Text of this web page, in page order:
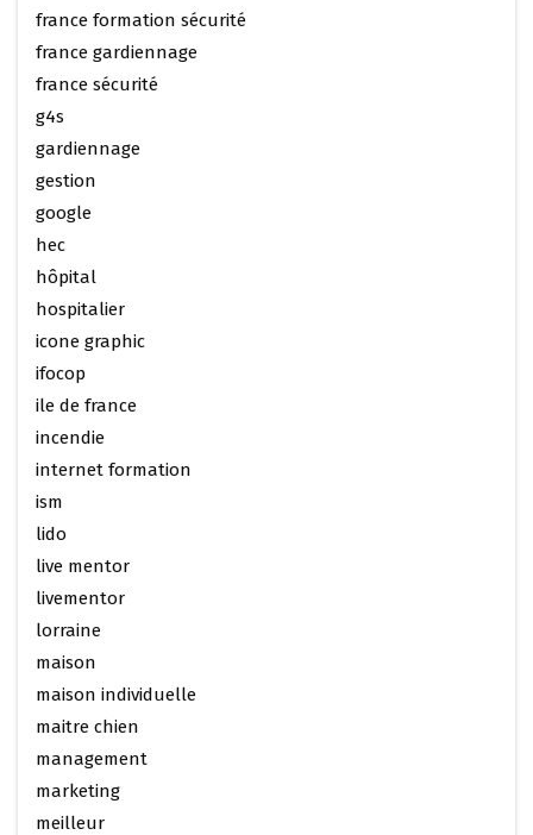
france formation sécurité
france gardiennage
france sécurité
g4s
gardiennage
gestion
google
hec
hôpital
hospitalier
icone graphic
ifocop
ile de france
incendie
internet formation
ism
lido
live mentor
livementor
lorraine
maison
maison individuelle
maitre chien
management
marketing
meilleur